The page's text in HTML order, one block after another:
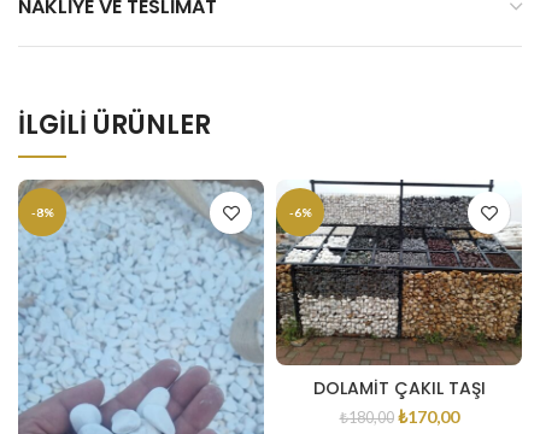
NAKLIYE VE TESLIMAT
İLGILI ÜRÜNLER
-8% -6%
DOLAMİT ÇAKIL TAŞI
₺180,00 ₺170,00